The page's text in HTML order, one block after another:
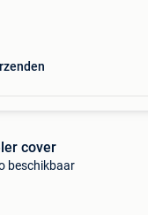
softails m8 oliekoeler cover
beschikbaar